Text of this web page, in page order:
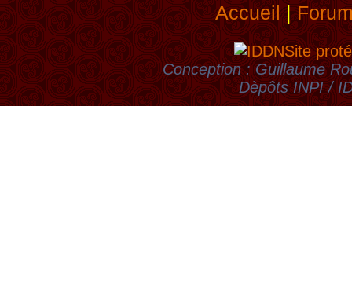
Accueil|
Site
Conception : Guillaume
Dèpôts INPI /